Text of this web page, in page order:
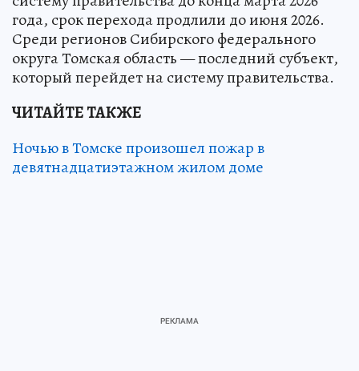
года, срок перехода продлили до июня 2026.
Среди регионов Сибирского федерального
округа Томская область — последний субъект,
который перейдет на систему правительства.
ЧИТАЙТЕ ТАКЖЕ
Ночью в Томске произошел пожар в
девятнадцатиэтажном жилом доме